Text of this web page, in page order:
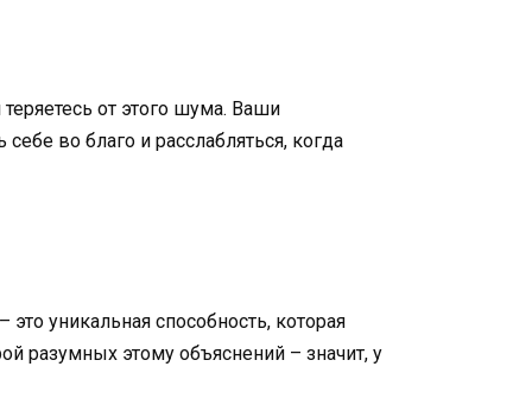
от этого шума. Ваши
во благо и расслабляться, когда
уникальная способность, которая
разумных этому объяснений – значит, у